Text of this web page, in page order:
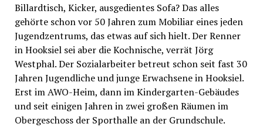
Billardtisch, Kicker, ausgedientes Sofa? Das alles
gehörte schon vor 50 Jahren zum Mobiliar eines jeden
Jugendzentrums, das etwas auf sich hielt. Der Renner
in Hooksiel sei aber die Kochnische, verrät Jörg
Westphal. Der Sozialarbeiter betreut schon seit fast 30
Jahren Jugendliche und junge Erwachsene in Hooksiel.
Erst im AWO-Heim, dann im Kindergarten-Gebäudes
und seit einigen Jahren in zwei großen Räumen im
Obergeschoss der Sporthalle an der Grundschule.